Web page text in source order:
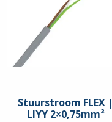
Stuurstroom FLEX |
LIYY 2×0,75mm²